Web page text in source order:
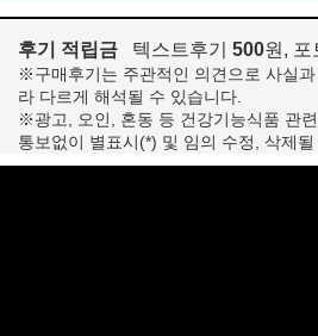
후기 적립금 텍스트후기 500원, 포
※구매후기는 주관적인 의견으로 사실
라 다르게 해석될 수 있습니다.
※광고, 오인, 혼동 등 건강기능식품 관
통보없이 별표시(*) 및 임의 수정, 삭제